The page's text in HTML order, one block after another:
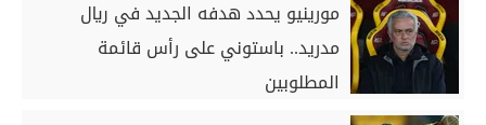
مورينيو يحدد هدفه الجديد في ريال
مدريد.. باستوني على رأس قائمة
المطلوبين